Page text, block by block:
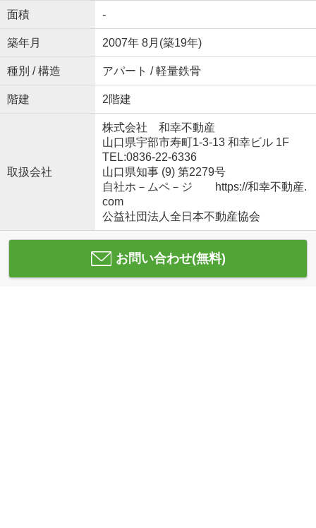
面積 -
築年月 2007年 8月(築19年)
種別 / 構造 アパート / 軽量鉄骨
階建 2階建
取扱会社
株式会社 和幸不動産
山口県宇部市寿町1-3-13 和幸ビル 1F
TEL:0836-22-6336
山口県知事 (9) 第2279号
自社ホ－ムペ－ジ https://和幸不動産.
com
公益社団法人全日本不動産協会
お問い合わせ(無料)